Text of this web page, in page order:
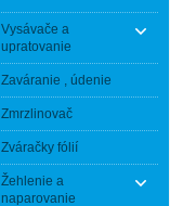
Vysávače a
upratovanie
Zaváranie , údenie
Zmrzlinovač
Zváračky fólií
Žehlenie a
naparovanie